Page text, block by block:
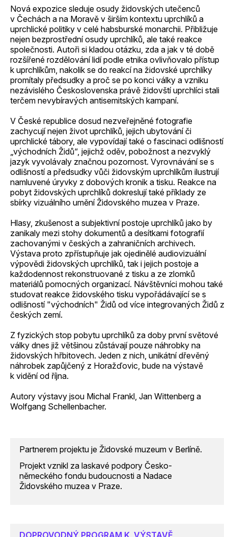
Nová expozice sleduje osudy židovských utečenců
v Čechách a na Moravě v širším kontextu uprchlíků a
uprchlické politiky v celé habsburské monarchii. Přibližuje
nejen bezprostřední osudy uprchlíků, ale také reakce
společnosti. Autoři si kladou otázku, zda a jak v té době
rozšířené rozdělování lidí podle etnika ovlivňovalo přístup
k uprchlíkům, nakolik se do reakcí na židovské uprchlíky
promítaly předsudky a proč se po konci války a vzniku
nezávislého Československa právě židovští uprchlíci stali
terčem nevybíravých antisemitských kampaní.
V České republice dosud nezveřejněné fotografie
zachycují nejen život uprchlíků, jejich ubytování či
uprchlické tábory, ale vypovídají také o fascinaci odlišností
„východních Židů“, jejichž oděv, pobožnost a nezvyklý
jazyk vyvolávaly značnou pozornost. Vyrovnávání se s
odlišností a předsudky vůči židovským uprchlíkům ilustrují
namluvené úryvky z dobových kronik a tisku. Reakce na
pobyt židovských uprchlíků dokreslují také příklady ze
sbírky vizuálního umění Židovského muzea v Praze.
Hlasy, zkušenost a subjektivní postoje uprchlíků jako by
zanikaly mezi stohy dokumentů a desítkami fotografií
zachovanými v českých a zahraničních archivech.
Výstava proto zpřístupňuje jak ojedinělé audiovizuální
výpovědi židovských uprchlíků, tak i jejich postoje a
každodennost rekonstruované z tisku a ze zlomků
materiálů pomocných organizací. Návštěvníci mohou také
studovat reakce židovského tisku vypořádávající se s
odlišností "východních" Židů od více integrovaných Židů z
českých zemí.
Z fyzických stop pobytu uprchlíků za doby první světové
války dnes již většinou zůstávají pouze náhrobky na
židovských hřbitovech. Jeden z nich, unikátní dřevěný
náhrobek zapůjčený z Horažďovic, bude na výstavě
k vidění od října.
Autory výstavy jsou Michal Frankl, Jan Wittenberg a
Wolfgang Schellenbacher.
Partnerem projektu je Židovské muzeum v Berlíně.
Projekt vznikl za laskavé podpory Česko-
německého fondu budoucnosti a Nadace
Židovského muzea v Praze.
DOPROVODNÝ PROGRAM K VÝSTAVĚ